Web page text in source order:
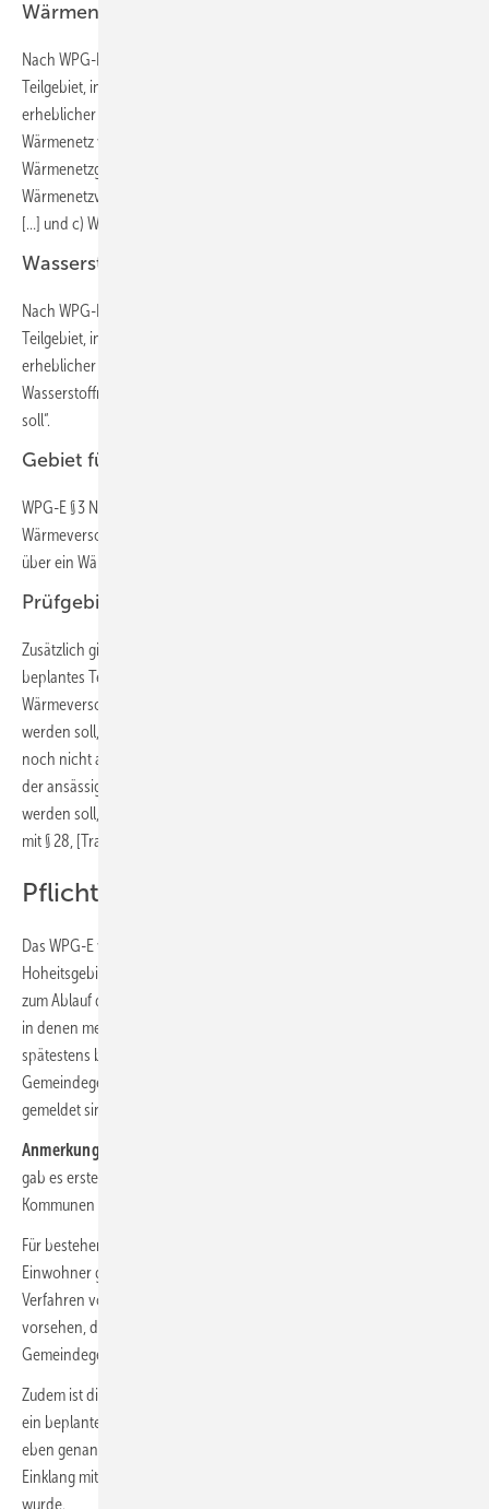
Wärmenetzgebiet
Nach WPG-E § 3 Nr. 10 ist ein „‚Wärmenetzgebiet‘ ein beplantes
Teilgebiet, in dem ein Wärmenetz besteht oder geplant ist und ein
erheblicher Anteil der ansässigen Letztverbraucher über das
Wärmenetz versorgt werden soll, wobei innerhalb der
Wärmenetzgebiete zu unterscheiden ist zwischen a)
Wärmenetzverdichtungsgebieten […]; b) Wärmenetzausbaugebieten
[…] und c) Wärmenetzneubaugebieten […]“.
Wasserstoffnetzgebiet
Nach WPG-E § 3 Nr. 11 ist ein „‚Wasserstoffnetzgebiet‘ ein beplantes
Teilgebiet, in dem ein Wasserstoffnetz besteht oder geplant ist und ein
erheblicher Anteil der ansässigen Letztverbraucher über das
Wasserstoffnetz zum Zweck der Wärmeerzeugung versorgt werden
soll“.
Gebiet für die dezentrale Wärmeversorgung
WPG-E § 3 Nr. 12 definiert als „‚Gebiet für die dezentrale
Wärmeversorgung‘ ein beplantes Teilgebiet, das überwiegend nicht
über ein Wärme- oder ein Gasnetz versorgt werden soll“.
Prüfgebiet
Zusätzlich gibt es nach WPG-E § 3 Nr. 13 noch das „‚Prüfgebiet‘ [als] ein
beplantes Teilgebiet, das nicht in ein voraussichtliches
Wärmeversorgungsgebiet nach den Nummern 10, 11 oder 12 eingeteilt
werden soll, weil die für eine Einteilung erforderlichen Umstände
noch nicht ausreichend bekannt sind oder weil ein erheblicher Anteil
der ansässigen Letztverbraucher auf andere Art mit Wärme versorgt
werden soll, etwa leitungsgebunden durch grünes Methan im Einklang
mit § 28, [Transformation von Gasverteilnetzen]“.
Pflicht zur Wärmeplanung
Das WPG-E verpflichtet die Länder sicherzustellen, dass auf ihrem
Hoheitsgebiet Wärmepläne nach Maßgabe des WPG spätestens bis
zum Ablauf des 30. Juni 2026 für alle bestehenden Gemeindegebiete,
in denen mehr als 100 000 Einwohner gemeldet sind, sowie
spätestens bis zum Ablauf des 30. Juni 2028 für alle bestehenden
Gemeindegebiete, in denen 100 000 Einwohner oder weniger
gemeldet sind, erstellt werden.
Anmerkung:
gab es erste Berichte, dass noch eine Fristverlängerung für die
Kommunen (wohl von 6 Monaten) geprüft werden soll.
Für bestehende Gemeindegebiete, in denen weniger als 10 000
Einwohner gemeldet sind, können die Länder ein vereinfachtes
Verfahren vorsehen, das in § 22 geregelt ist. Zudem können die Länder
vorsehen, dass hier eine Wärmeplanung für mehrere
Gemeindegebiete gemeinsam erfolgen kann.
Zudem ist die Pflicht zur Durchführung einer Wärmeplanung nicht für
ein beplantes Gebiet anzuwenden, für das spätestens zum Ablauf der
eben genannten Umsetzungsfristen auf Grundlage von und im
Einklang mit Landesrecht ein Wärmeplan erstellt und veröffentlicht
wurde.